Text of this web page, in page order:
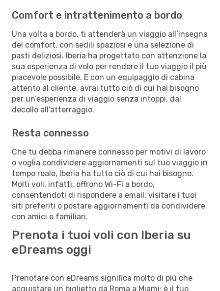
Comfort e intrattenimento a bordo
Una volta a bordo, ti attenderà un viaggio all’insegna
del comfort, con sedili spaziosi e una selezione di
pasti deliziosi. Iberia ha progettato con attenzione la
sua esperienza di volo per rendere il tuo viaggio il più
piacevole possibile. E con un equipaggio di cabina
attento al cliente, avrai tutto ciò di cui hai bisogno
per un’esperienza di viaggio senza intoppi, dal
decollo all'atterraggio.
Resta connesso
Che tu debba rimanere connesso per motivi di lavoro
o voglia condividere aggiornamenti sul tuo viaggio in
tempo reale, Iberia ha tutto ciò di cui hai bisogno.
Molti voli, infatti, offrono Wi-Fi a bordo,
consentendoti di rispondere a email, visitare i tuoi
siti preferiti o postare aggiornamenti da condividere
con amici e familiari.
Prenota i tuoi voli con Iberia su
eDreams oggi
Prenotare con eDreams significa molto di più che
acquistare un biglietto da Roma a Miami: è il tuo